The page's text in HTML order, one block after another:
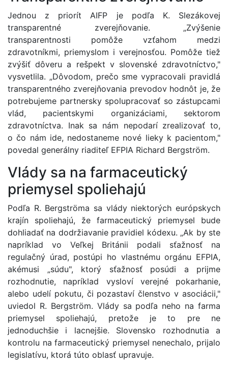
Jednou z priorít AIFP je podľa K. Slezákovej
transparentné zverejňovanie. „Zvýšenie
transparentnosti pomôže vzťahom medzi
zdravotníkmi, priemyslom i verejnosťou. Pomôže tiež
zvýšiť dôveru a rešpekt v slovenské zdravotníctvo,"
vysvetlila. „Dôvodom, prečo sme vypracovali pravidlá
transparentného zverejňovania prevodov hodnôt je, že
potrebujeme partnersky spolupracovať so zástupcami
vlád, pacientskymi organizáciami, sektorom
zdravotníctva. Inak sa nám nepodarí zrealizovať to,
o čo nám ide, nedostaneme nové lieky k pacientom,"
povedal generálny riaditeľ EFPIA Richard Bergström.
Vlády sa na farmaceutický
priemysel spoliehajú
Podľa R. Bergströma sa vlády niektorých európskych
krajín spoliehajú, že farmaceutický priemysel bude
dohliadať na dodržiavanie pravidiel kódexu. „Ak by ste
napríklad vo Veľkej Británii podali sťažnosť na
regulačný úrad, postúpi ho vlastnému orgánu EFPIA,
akémusi „súdu", ktorý sťažnosť posúdi a prijme
rozhodnutie, napríklad vysloví verejné pokarhanie,
alebo udelí pokutu, či pozastaví členstvo v asociácii,"
uviedol R. Bergström. Vlády sa podľa neho na farma
priemysel spoliehajú, pretože je to pre ne
jednoduchšie i lacnejšie. Slovensko rozhodnutia a
kontrolu na farmaceutický priemysel nenechalo, prijalo
legislatívu, ktorá túto oblasť upravuje.